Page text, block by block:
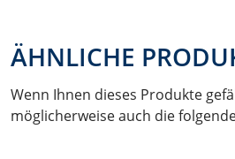
ÄHNLICHE
Wenn Ihnen dieses Produkte
möglicherweise auch die